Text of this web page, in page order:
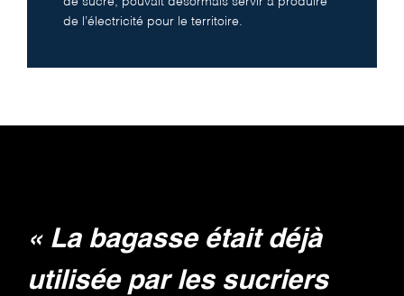
de l’électricité pour le territoire.
« La bagasse était déjà
utilisée par les sucriers